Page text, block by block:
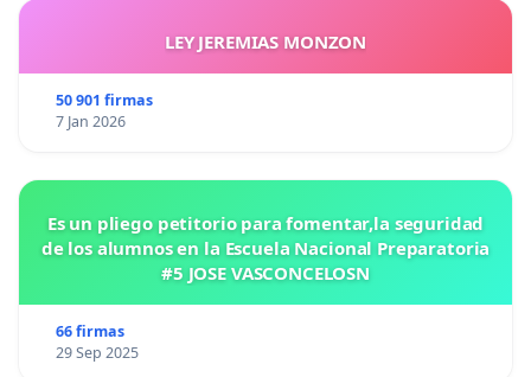
LEY JEREMIAS MONZON
50 901 firmas
7 Jan 2026
Es un pliego petitorio para fomentar,la seguridad
de los alumnos en la Escuela Nacional Preparatoria
#5 JOSE VASCONCELOSN
66 firmas
29 Sep 2025